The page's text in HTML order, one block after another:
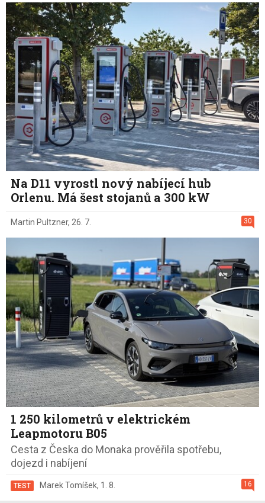
Na D11 vyrostl nový nabíjecí hub
Orlenu. Má šest stojanů a 300 kW
30
Martin Pultzner, 26. 7.
1 250 kilometrů v elektrickém
Leapmotoru B05
Cesta z Česka do Monaka prověřila spotřebu,
dojezd i nabíjení
16
TEST Marek Tomíšek, 1. 8.